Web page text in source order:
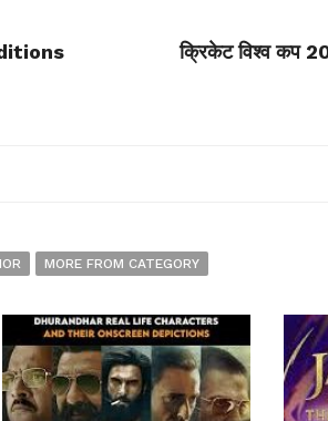
क्रिकेट विश्व कप
MORE FROM CATEGORY